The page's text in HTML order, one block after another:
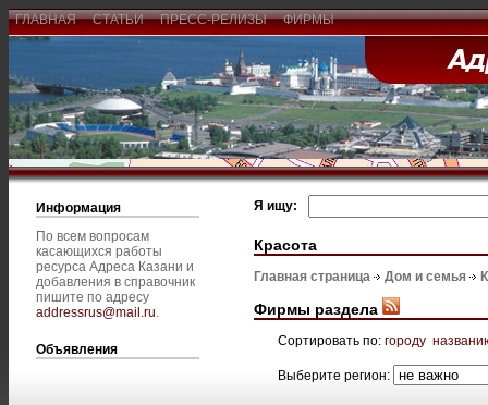
ГЛАВНАЯ СТАТЬИ ПРЕСС-РЕЛИЗЫ ФИРМЫ
Информация
По всем вопросам
касающихся работы
ресурса Адреса Казани и
добавления в справочник
пишите по адресу
addressrus@mail.ru.
Объявления
Я ищу:
Красота
Главная страница Дом и семья
Фирмы раздела
Сортировать по: городу
Выберите регион: